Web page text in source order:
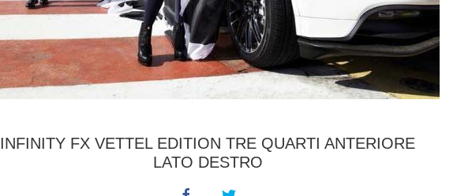
INFINITY FX VETTEL EDITION TRE QUARTI ANTERIORE
LATO DESTRO